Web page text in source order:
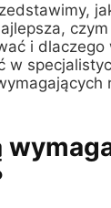
i dlaczego
w